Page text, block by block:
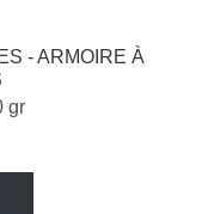
- ARMOIRE À
gr